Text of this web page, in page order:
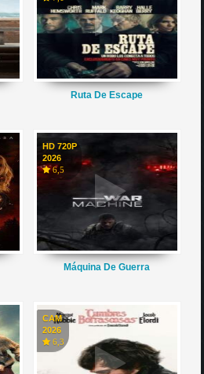
Ruta De Escape
HD 720P
2026
6,5
Máquina De Guerra
CAM
2026
6,3